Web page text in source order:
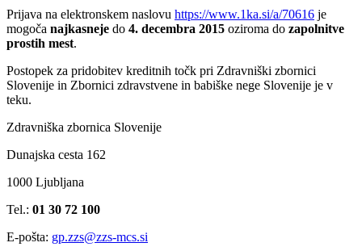
Prijava na elektronskem naslovu https://www.1ka.si/a/70616 je
mogoča najkasneje do 4. decembra 2015 oziroma do zapolnitve
prostih mest.
Postopek za pridobitev kreditnih točk pri Zdravniški zbornici
Slovenije in Zbornici zdravstvene in babiške nege Slovenije je v
teku.
Zdravniška zbornica Slovenije
Dunajska cesta 162
1000 Ljubljana
Tel.: 01 30 72 100
E-pošta: gp.zzs@zzs-mcs.si